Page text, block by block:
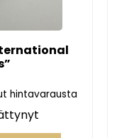
hintavarausta